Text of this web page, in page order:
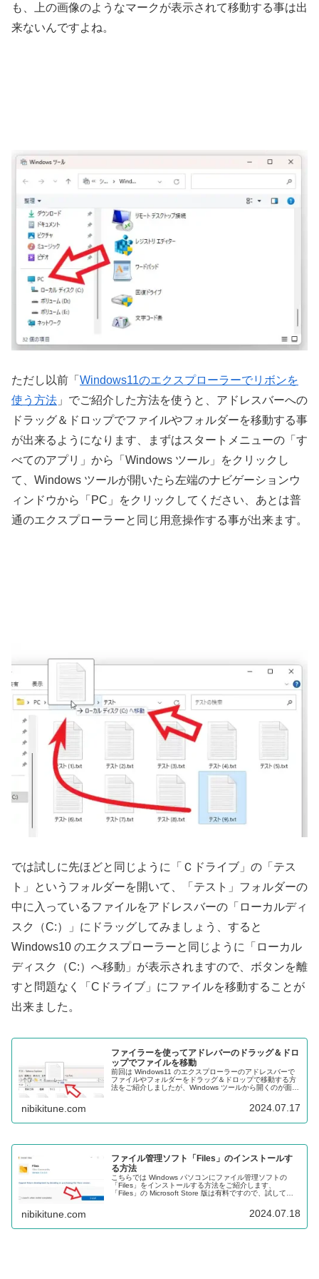
も、上の画像のようなマークが表示されて移動する事は出
来ないんですよね。
ただし以前「 Windows11のエクスプローラーでリボンを
使う方法 」でご紹介した方法を使うと、アドレスバーへの
ドラッグ＆ドロップでファイルやフォルダーを移動する事
が出来るようになります、まずはスタートメニューの「す
べてのアプリ」から「Windows ツール」をクリックし
て、Windows ツールが開いたら左端のナビゲーションウ
ィンドウから「PC」をクリックしてください、あとは普
通のエクスプローラーと同じ用意操作する事が出来ます。
では試しに先ほどと同じように「Ｃドライブ」の「テス
ト」というフォルダーを開いて、「テスト」フォルダーの
中に入っているファイルをアドレスバーの「ローカルディ
スク（C:）」にドラッグしてみましょう、すると
Windows10 のエクスプローラーと同じように「ローカル
ディスク（C:）へ移動」が表示されますので、ボタンを離
すと問題なく「Cドライブ」にファイルを移動することが
出来ました。
ファイラーを使ってアドレバーのドラッグ＆ドロ
ップでファイルを移動
前回は Windows11 のエクスプローラーのアドレスバーで
ファイルやフォルダーをドラッグ＆ドロップで移動する方
法をご紹介しましたが、Windows ツールから開くのが面倒
nibikitune.com 2024.07.17
ファイル管理ソフト「Files」のインストールす
る方法
こちらでは Windows パソコンにファイル管理ソフトの
「Files」をインストールする方法をご紹介します、
「Files」の Microsoft Store 版は有料ですので、試してみ
nibikitune.com 2024.07.18